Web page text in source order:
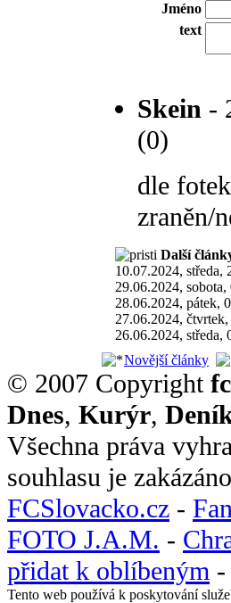
Jméno
text
Skein -
(0)
dle
zraněn/
Další
10.07.2024, středa,
29.06.2024, sobota,
28.06.2024, pátek,
27.06.2024,
26.06.2024, středa,
Novější články
© 2007 Copyright
Dnes, Kurýr,
Všechna práva
souhlasu je zakázáno
FCSlovacko.cz -
FOTO J.A.M. -
přidat k oblíbeným -
Tento web používá k poskytování